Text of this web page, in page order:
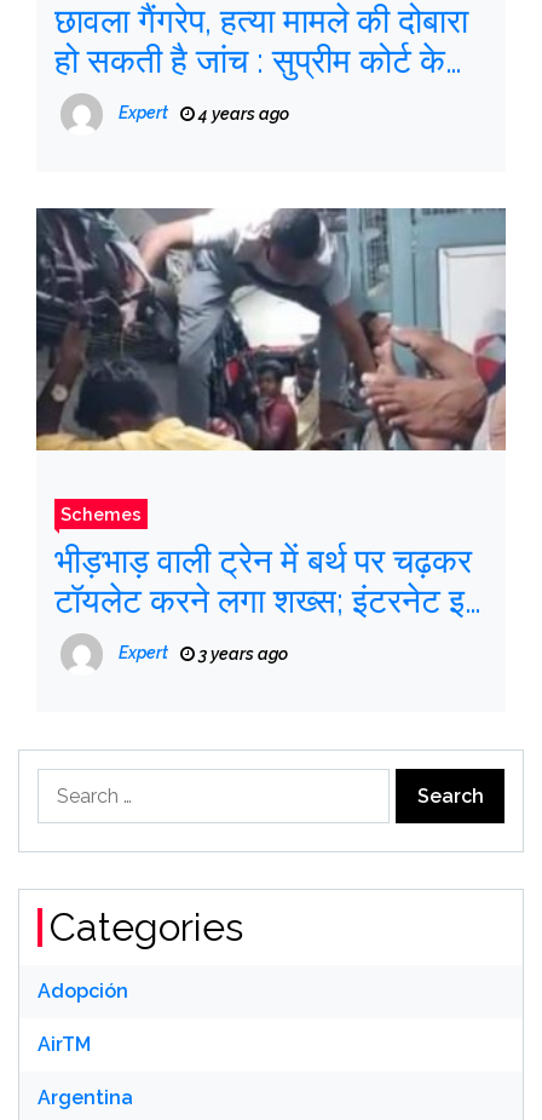
छावला गैंगरेप, हत्या मामले की दोबारा
हो सकती है जांच : सुप्रीम कोर्ट के
वकीलExpert 4 years ago
Schemes
भीड़भाड़ वाली ट्रेन में बर्थ पर चढ़कर
टॉयलेट करने लगा शख्स; इंटरनेट इसे
‘एडवेंचर स्पोर्ट’ कहता है
Expert 3 years ago
for:
Categories
Adopción
AirTM
Argentina